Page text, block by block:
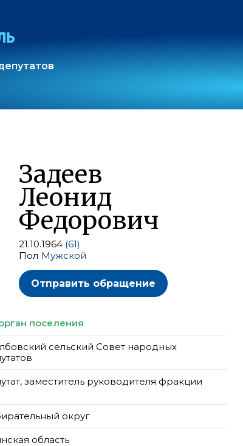
Задеев
Леонид
Федорович
21.10.1964 (61)
Пол Мужской
Отправить обращение
поселения
сельский Совет народных
заместитель руководителя фракции
округ
область